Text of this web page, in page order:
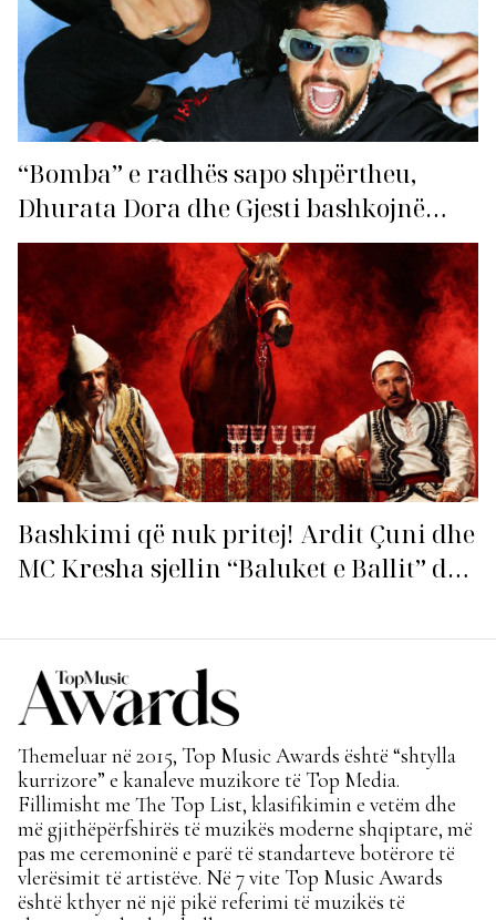
“Bomba” e radhës sapo shpërtheu,
Dhurata Dora dhe Gjesti bashkojnë
fuqitë me “Gasolina”!
Bashkimi që nuk pritej! Ardit Çuni dhe
MC Kresha sjellin “Baluket e Ballit” dhe
Themeluar në 2015, Top Music Awards është “shtylla
kurrizore” e kanaleve muzikore të Top Media.
Fillimisht me The Top List, klasifikimin e vetëm dhe
më gjithëpërfshirës të muzikës moderne shqiptare, më
pas me ceremoninë e parë të standarteve botërore të
vlerësimit të artistëve. Në 7 vite Top Music Awards
është kthyer në një pikë referimi të muzikës të